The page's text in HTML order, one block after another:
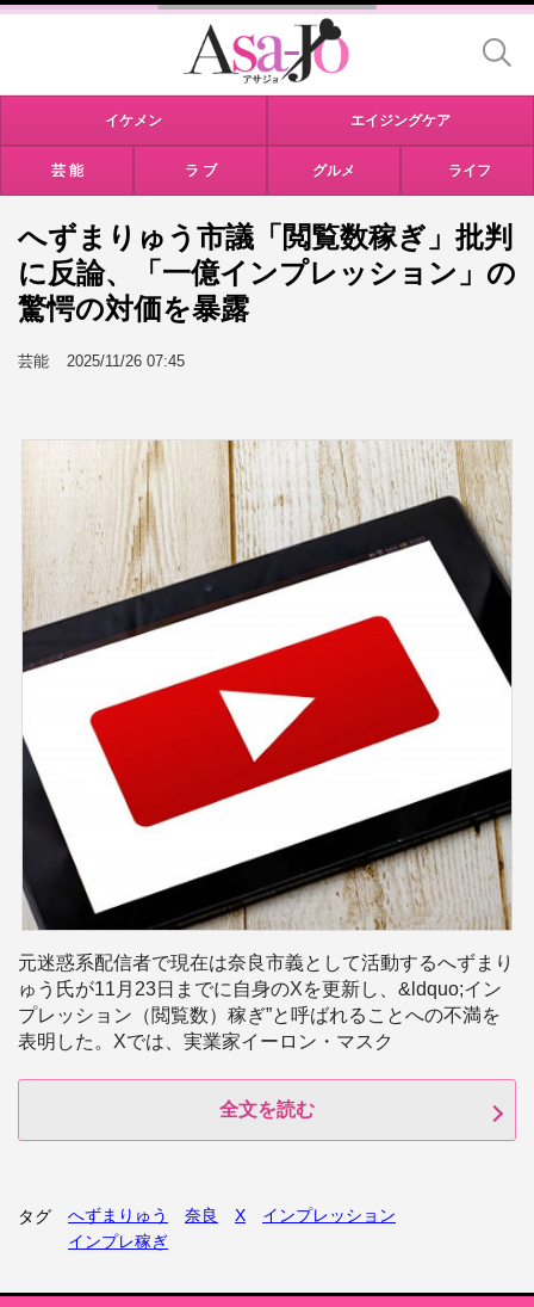
イケメン エイジングケア
芸 能 ラ ブ グルメ ライフ
へずまりゅう市議「閲覧数稼ぎ」批判
に反論、「一億インプレッション」の
驚愕の対価を暴露
芸能 2025/11/26 07:45
元迷惑系配信者で現在は奈良市義として活動するへずまり
ゅう氏が11月23日までに自身のXを更新し、&ldquo;イン
プレッション（閲覧数）稼ぎ”と呼ばれることへの不満を
表明した。Xでは、実業家イーロン・マスク
全文を読む
タグ へずまりゅう 奈良 X
インプレッション
インプレ稼ぎ